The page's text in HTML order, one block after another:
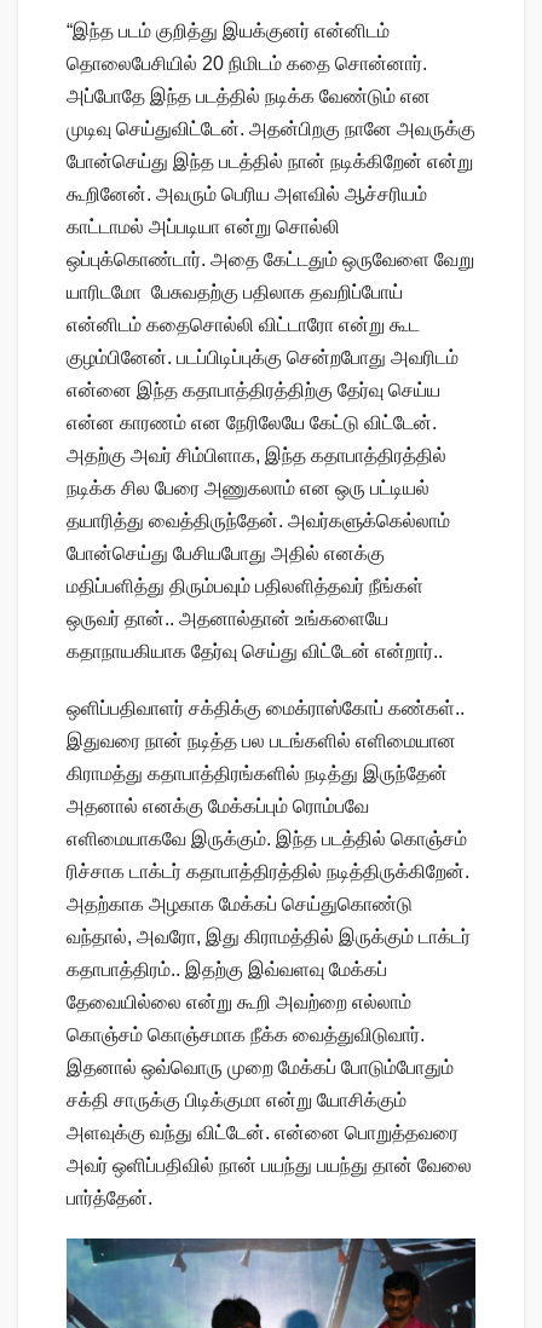
“இந்த படம் குறித்து இயக்குனர் என்னிடம்
தொலைபேசியில் 20 நிமிடம் கதை சொன்னார்.
அப்போதே இந்த படத்தில் நடிக்க வேண்டும் என
முடிவு செய்துவிட்டேன். அதன்பிறகு நானே அவருக்கு
போன்செய்து இந்த படத்தில் நான் நடிக்கிறேன் என்று
கூறினேன். அவரும் பெரிய அளவில் ஆச்சரியம்
காட்டாமல் அப்படியா என்று சொல்லி
ஒப்புக்கொண்டார். அதை கேட்டதும் ஒருவேளை வேறு
யாரிடமோ பேசுவதற்கு பதிலாக தவறிப்போய்
என்னிடம் கதைசொல்லி விட்டாரோ என்று கூட
குழம்பினேன். படப்பிடிப்புக்கு சென்றபோது அவரிடம்
என்னை இந்த கதாபாத்திரத்திற்கு தேர்வு செய்ய
என்ன காரணம் என நேரிலேயே கேட்டு விட்டேன்.
அதற்கு அவர் சிம்பிளாக, இந்த கதாபாத்திரத்தில்
நடிக்க சில பேரை அணுகலாம் என ஒரு பட்டியல்
தயாரித்து வைத்திருந்தேன். அவர்களுக்கெல்லாம்
போன்செய்து பேசியபோது அதில் எனக்கு
மதிப்பளித்து திரும்பவும் பதிலளித்தவர் நீங்கள்
ஒருவர் தான்.. அதனால்தான் உங்களையே
கதாநாயகியாக தேர்வு செய்து விட்டேன் என்றார்..
ஒளிப்பதிவாளர் சக்திக்கு மைக்ராஸ்கோப் கண்கள்..
இதுவரை நான் நடித்த பல படங்களில் எளிமையான
கிராமத்து கதாபாத்திரங்களில் நடித்து இருந்தேன்
அதனால் எனக்கு மேக்கப்பும் ரொம்பவே
எளிமையாகவே இருக்கும். இந்த படத்தில் கொஞ்சம்
ரிச்சாக டாக்டர் கதாபாத்திரத்தில் நடித்திருக்கிறேன்.
அதற்காக அழகாக மேக்கப் செய்துகொண்டு
வந்தால், அவரோ, இது கிராமத்தில் இருக்கும் டாக்டர்
கதாபாத்திரம்.. இதற்கு இவ்வளவு மேக்கப்
தேவையில்லை என்று கூறி அவற்றை எல்லாம்
கொஞ்சம் கொஞ்சமாக நீக்க வைத்துவிடுவார்.
இதனால் ஒவ்வொரு முறை மேக்கப் போடும்போதும்
சக்தி சாருக்கு பிடிக்குமா என்று யோசிக்கும்
அளவுக்கு வந்து விட்டேன். என்னை பொறுத்தவரை
அவர் ஒளிப்பதிவில் நான் பயந்து பயந்து தான் வேலை
பார்த்தேன்.